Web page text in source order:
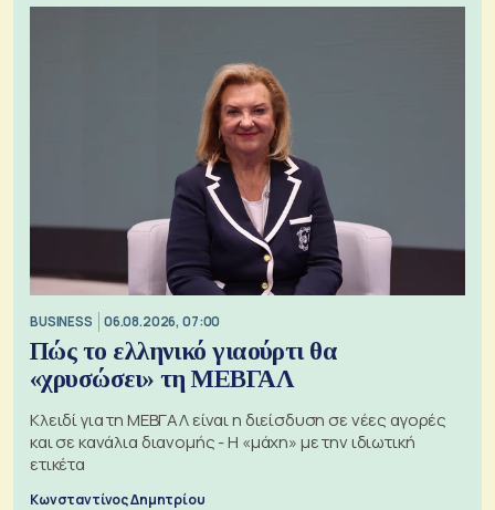
BUSINESS 06.08.2026, 07:00
Πώς το ελληνικό γιαούρτι θα
«χρυσώσει» τη ΜΕΒΓΑΛ
Κλειδί για τη ΜΕΒΓΑΛ είναι η διείσδυση σε νέες αγορές
και σε κανάλια διανομής - Η «μάχη» με την ιδιωτική
ετικέτα
Κωνσταντίνος Δημητρίου